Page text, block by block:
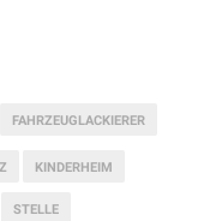
FAHRZEUGLACKIERER
KINDERHEIM
STELLE